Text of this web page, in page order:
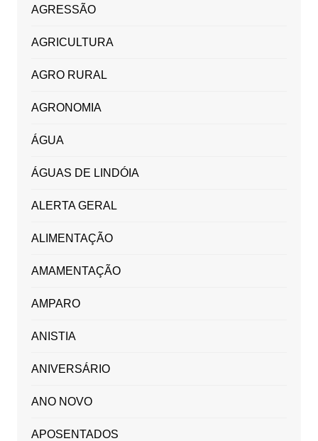
AGRESSÃO
AGRICULTURA
AGRO RURAL
AGRONOMIA
ÁGUA
ÁGUAS DE LINDÓIA
ALERTA GERAL
ALIMENTAÇÃO
AMAMENTAÇÃO
AMPARO
ANISTIA
ANIVERSÁRIO
ANO NOVO
APOSENTADOS